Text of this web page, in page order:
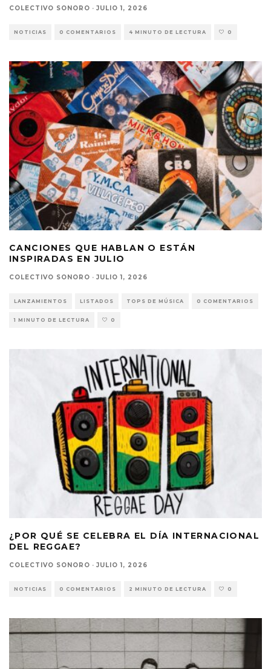
COLECTIVO SONORO · JULIO 1, 2026
NOTICIAS 0 COMENTARIOS 4 MINUTO DE LECTURA 0
CANCIONES QUE HABLAN O ESTÁN
INSPIRADAS EN JULIO
COLECTIVO SONORO · JULIO 1, 2026
LANZAMIENTOS LISTADOS TOPS DE MÚSICA 0 COMENTARIOS
1 MINUTO DE LECTURA 0
¿POR QUÉ SE CELEBRA EL DÍA INTERNACIONAL
DEL REGGAE?
COLECTIVO SONORO · JULIO 1, 2026
NOTICIAS 0 COMENTARIOS 2 MINUTO DE LECTURA 0